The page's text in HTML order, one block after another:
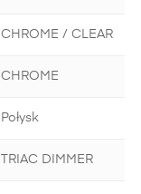
CHROME / CLEAR
CHROME
Połysk
TRIAC DIMMER